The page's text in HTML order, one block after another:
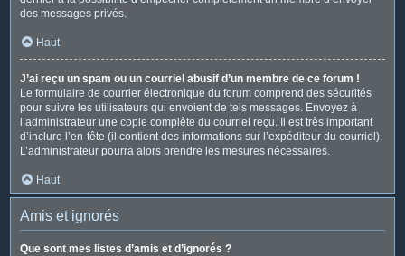
des messages privés.
Haut
J’ai reçu un spam ou un courriel abusif d’un membre de ce forum !
Le formulaire de courrier électronique du forum comprend des sécurités
pour suivre les utilisateurs qui envoient de tels messages. Envoyez à
l’administrateur une copie complète du courriel reçu. Il est très important
d’inclure l’en-tête (il contient des informations sur l’expéditeur du courriel).
L’administrateur pourra alors prendre les mesures nécessaires.
Haut
Amis et ignorés
Que sont mes listes d’amis et d’ignorés ?